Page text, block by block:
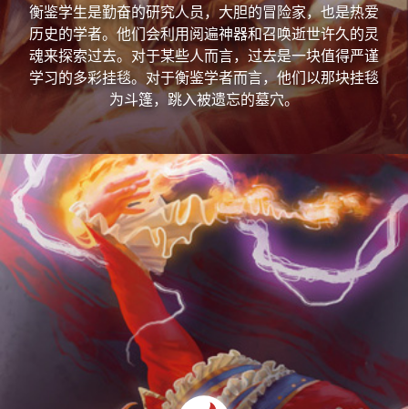
衡鉴学生是勤奋的研究人员，大胆的冒险家，也是热爱
历史的学者。他们会利用阅遍神器和召唤逝世许久的灵
魂来探索过去。对于某些人而言，过去是一块值得严谨
学习的多彩挂毯。对于衡鉴学者而言，他们以那块挂毯
为斗篷，跳入被遗忘的墓穴。